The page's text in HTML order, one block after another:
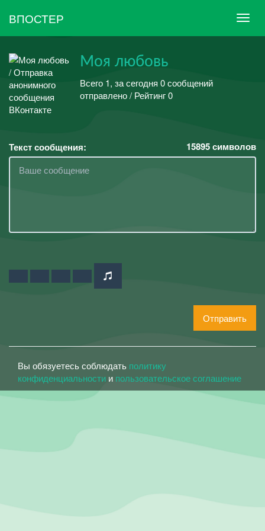
ВПОСТЕР
Моя любовь
Всего 1, за сегодня 0 сообщений
отправлено / Рейтинг 0
Текст сообщения: 15895символов
Отправить
Вы обязуетесь соблюдать политику
конфиденциальности и пользовательское соглашение